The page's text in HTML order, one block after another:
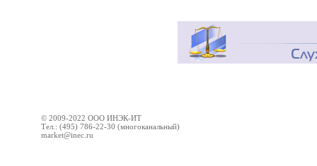
© 2009-2022 ООО ИНЭК-ИТ
Тел.: (495) 786-22-30 (многоканальный)
market@inec.ru